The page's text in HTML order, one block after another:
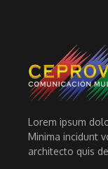
Lorem ipsum
Minima incidunt
architecto quis